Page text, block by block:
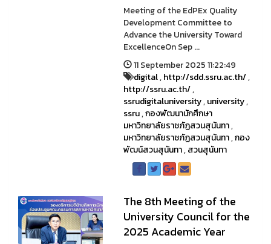
Meeting of the EdPEx Quality
Development Committee to
Advance the University Toward
ExcellenceOn Sep ...
11 September 2025 11:22:49
digital,http://sdd.ssru.ac.th/,
http://ssru.ac.th/,
ssrudigitaluniversity,university,
ssru,กองพัฒนานักศึกษา
มหาวิทยาลัยราชภัฏสวนสุนันทา,
มหาวิทยาลัยราชภัฏสวนสุนันทา,กอง
พัฒน์สวนสุนันทา,สวนสุนันทา
The 8th Meeting of the
University Council for the
2025 Academic Year